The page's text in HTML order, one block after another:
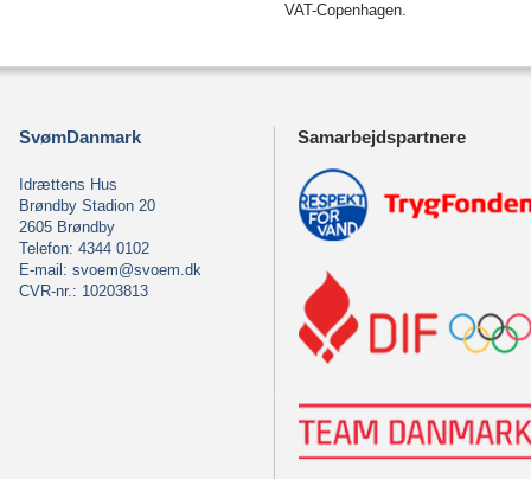
VAT-Copenhagen.
SvømDanmark
Idrættens Hus
Brøndby Stadion 20
2605 Brøndby
Telefon: 4344 0102
E-mail: svoem@svoem.dk
CVR-nr.: 10203813
Samarbejdspartnere